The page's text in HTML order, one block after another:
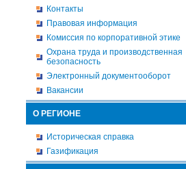
Контакты
Правовая информация
Комиссия по корпоративной этике
Охрана труда и производственная
безопасность
Электронный документооборот
Вакансии
О РЕГИОНЕ
Историческая справка
Газификация